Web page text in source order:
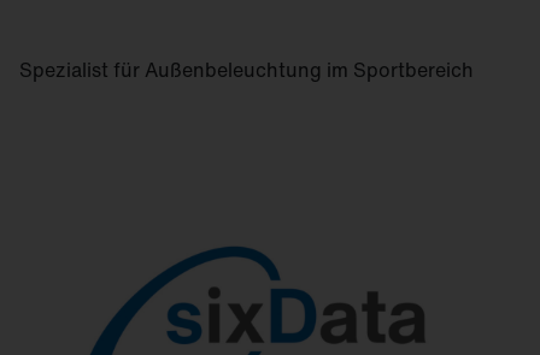
Spezialist für Außenbeleuchtung im Sportbereich